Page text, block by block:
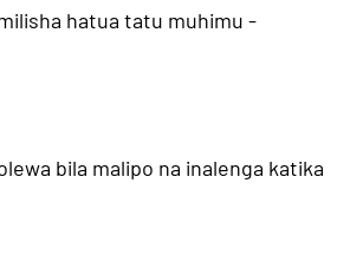
hatua tatu muhimu -
bila malipo na inalenga katika